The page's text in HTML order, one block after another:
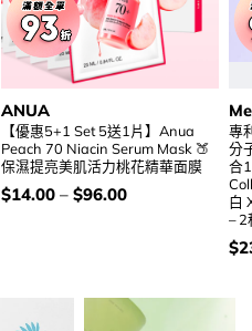
ANUA
【優惠5+1 Set 5送1片】Anua
Peach 70 Niacin Serum Mask 🍑
保濕提亮美肌活力桃花精華面膜
價
$14.00– $96.00
專
分
合
白
– 2
價
$